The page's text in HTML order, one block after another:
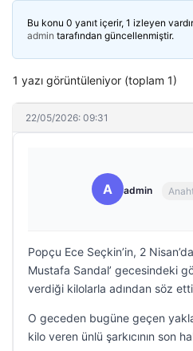
Bu konu 0 yanıt içerir, 1 izleyen
admin tarafından güncellenmiştir.
1 yazı görüntüleniyor (toplam 1)
22/05/2026: 09:31
A admin
Popçu Ece Seçkin’in, 2
Mustafa Sandal’ gecesindeki
verdiği kilolarla adından söz
O geceden bugüne geçen
kilo veren ünlü şarkıcının son